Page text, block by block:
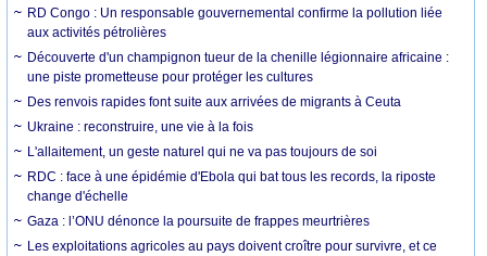
RD Congo : Un responsable gouvernemental confirme la pollution liée
aux activités pétrolières
Découverte d'un champignon tueur de la chenille légionnaire africaine :
une piste prometteuse pour protéger les cultures
Des renvois rapides font suite aux arrivées de migrants à Ceuta
Ukraine : reconstruire, une vie à la fois
L'allaitement, un geste naturel qui ne va pas toujours de soi
RDC : face à une épidémie d'Ebola qui bat tous les records, la riposte
change d'échelle
Gaza : l’ONU dénonce la poursuite de frappes meurtrières
Les exploitations agricoles au pays doivent croître pour survivre, et ce